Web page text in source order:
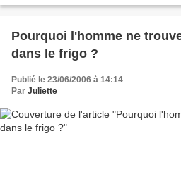
Pourquoi l'homme ne
dans le frigo ?
Publié le 23/06/2006 à 14:14
Par Juliette